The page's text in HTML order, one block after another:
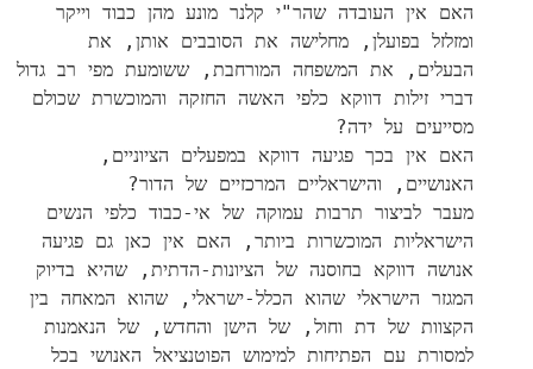
האם אין העובדה שהר"י קלנר מונע מהן כבוד וייקר
ומזלזל בפועלן, מחלישה את הסובבים אותן, את
הבעלים, את המשפחה המורחבת, ששומעת מפי רב גדול
דברי זילות דווקא כלפי האשה החזקה והמוכשרת שכולם
מסייעים על ידה?
האם אין בכך פגיעה דווקא במפעלים הציוניים,
האנושיים, והישראליים המרכזיים של הדור?
מעבר לביצור תרבות עמוקה של אי-כבוד כלפי הנשים
הישראליות המוכשרות ביותר, האם אין כאן גם פגיעה
אנושה דווקא בחוסנה של הציונות-הדתית, שהיא בדיוק
המגזר הישראלי שהוא הכלל-ישראלי, שהוא המאחה בין
הקצוות של דת וחול, של הישן והחדש, של הנאמנות
למסורת עם הפתיחות למימוש הפוטנציאל האנושי בכל